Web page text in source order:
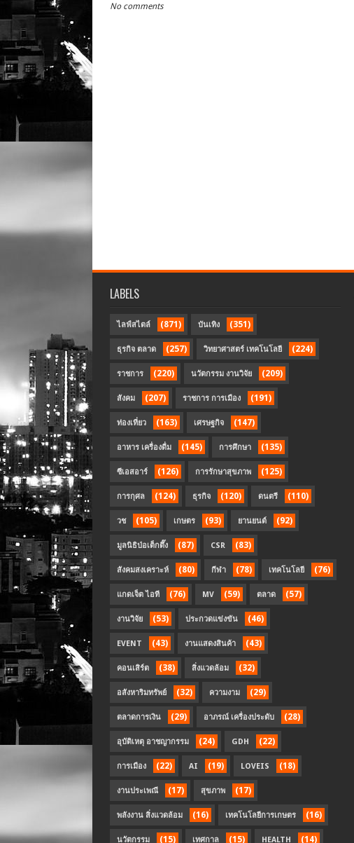
No comments
LABELS
ไลฟ์สไตล์ (871) บันเทิง (351)
ธุรกิจ ตลาด (257) วิทยาศาสตร์ เทคโนโลยี (224)
ราชการ (220) นวัตกรรม งานวิจัย (209)
สังคม (207) ราชการ การเมือง (191)
ท่องเที่ยว (163) เศรษฐกิจ (147)
อาหาร เครื่องดื่ม (145) การศึกษา (135)
ซีเอสอาร์ (126) การรักษาสุขภาพ (125)
การกุศล (124) ธุรกิจ (120) ดนตรี (110)
วช (105) เกษตร (93) ยานยนต์ (92)
มูลนิธิป่อเต็กตึ๊ง (87) CSR (83)
สังคมสงเคราะห์ (80) กีฬา (78) เทคโนโลยี (76)
แกดเจ็ต ไอที (76) MV (59) ตลาด (57)
งานวิจัย (53) ประกวดแข่งขัน (46)
EVENT (43) งานแสดงสินค้า (43)
คอนเสิร์ต (38) สิ่งแวดล้อม (32)
อสังหาริมทรัพย์ (32) ความงาม (29)
ตลาดการเงิน (29) อาภรณ์ เครื่องประดับ (28)
อุบัติเหตุ อาชญากรรม (24) GDH (22)
การเมือง (22) AI (19) LOVEIS (18)
งานประเพณี (17) สุขภาพ (17)
พลังงาน สิ่งแวดล้อม (16) เทคโนโลยีการเกษตร (16)
นวัตกรรม (15) เทศกาล (15) HEALTH (14)